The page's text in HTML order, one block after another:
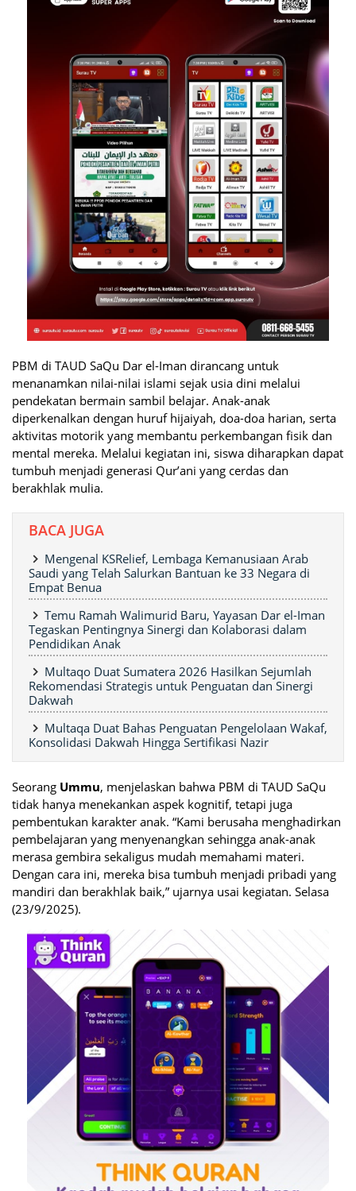
PBM di TAUD SaQu Dar el-Iman dirancang untuk
menanamkan nilai-nilai islami sejak usia dini melalui
pendekatan bermain sambil belajar. Anak-anak
diperkenalkan dengan huruf hijaiyah, doa-doa harian, serta
aktivitas motorik yang membantu perkembangan fisik dan
mental mereka. Melalui kegiatan ini, siswa diharapkan dapat
tumbuh menjadi generasi Qur’ani yang cerdas dan
berakhlak mulia.
BACA JUGA
Mengenal KSRelief, Lembaga Kemanusiaan Arab
Saudi yang Telah Salurkan Bantuan ke 33 Negara di
Empat Benua
Temu Ramah Walimurid Baru, Yayasan Dar el-Iman
Tegaskan Pentingnya Sinergi dan Kolaborasi dalam
Pendidikan Anak
Multaqo Duat Sumatera 2026 Hasilkan Sejumlah
Rekomendasi Strategis untuk Penguatan dan Sinergi
Dakwah
Multaqa Duat Bahas Penguatan Pengelolaan Wakaf,
Konsolidasi Dakwah Hingga Sertifikasi Nazir
Seorang Ummu, menjelaskan bahwa PBM di TAUD SaQu
tidak hanya menekankan aspek kognitif, tetapi juga
pembentukan karakter anak. “Kami berusaha menghadirkan
pembelajaran yang menyenangkan sehingga anak-anak
merasa gembira sekaligus mudah memahami materi.
Dengan cara ini, mereka bisa tumbuh menjadi pribadi yang
mandiri dan berakhlak baik,” ujarnya usai kegiatan. Selasa
(23/9/2025).